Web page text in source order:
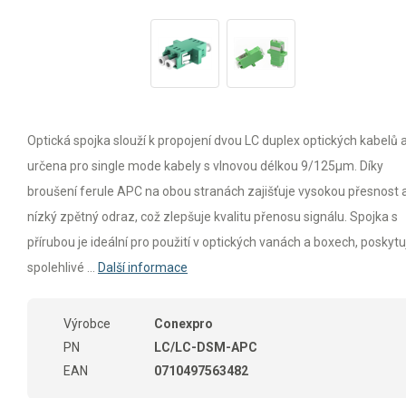
Optická spojka slouží k propojení dvou LC duplex optických kabelů
určena pro single mode kabely s vlnovou délkou 9/125µm. Díky
broušení ferule APC na obou stranách zajišťuje vysokou přesnost
nízký zpětný odraz, což zlepšuje kvalitu přenosu signálu. Spojka s
přírubou je ideální pro použití v optických vanách a boxech,
spolehlivé ...
Další informace
Výrobce
Conexpro
PN
LC/LC-DSM-APC
EAN
0710497563482